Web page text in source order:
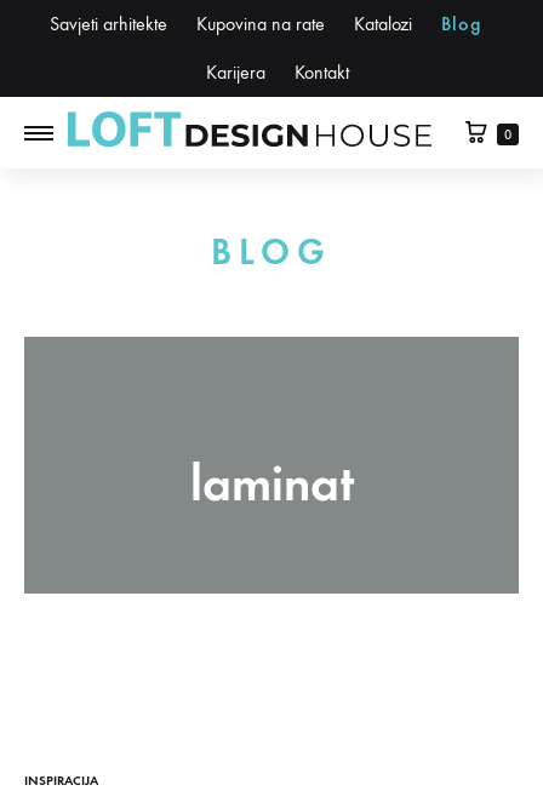
Savjeti arhitekte Kupovina na rate Katalozi Blog
Karijera Kontakt
0
BLOG
laminat
INSPIRACIJA